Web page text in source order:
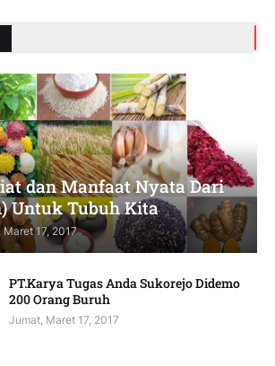
dan Manfaat Nyata Dari
Untuk Tubuh Kita
Maret 17, 2017
PT.Karya Tugas Anda Sukorejo Didemo
200 Orang Buruh
Jumat, Maret 17, 2017